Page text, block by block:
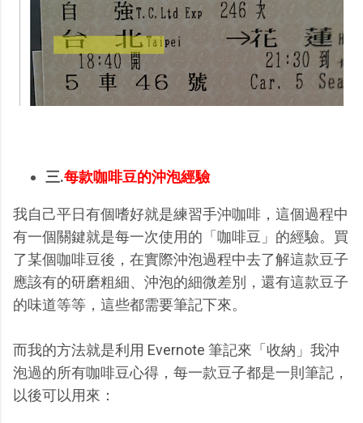
三.每款咖啡豆的沖泡經驗
我自己平日有個嗜好就是練習手沖咖啡，這個過程中
有一個關鍵就是每一次使用的「咖啡豆」的經驗。買
了某個咖啡豆後，在實際沖泡過程中去了解這款豆子
應該有的研磨粗細、沖泡的細微差別，還有這款豆子
的味道等等，這些都需要筆記下來。
而我的方法就是利用 Evernote 筆記來「收納」我沖
泡過的所有咖啡豆心得，每一款豆子都是一則筆記，
以後可以用來：